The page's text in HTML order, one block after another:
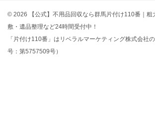
© 2026 【公式】不用品回収なら群馬片付け110番｜粗
敷・遺品整理など24時間受付中！
「片付け110番」はリベラルマーケティング株式会社
号：第5757509号）